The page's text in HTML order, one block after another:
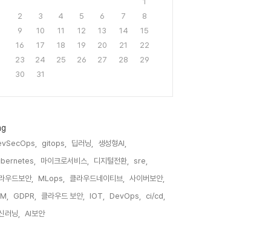
2
3 4 5 6 7
8
9
10 11 12 13 14
15
16
17 18 19 20 21
22
23
24 25 26 27 28
29
30
31
gitops, 딥러닝,
생성형AI,
마이크로서비스, 디지털전환,
sre,
우드보안,
MLops, 클라우드네이티브,
사이버보안,
GDPR, 클라우드 보안, IOT, DevOps,
ci/cd,
러닝,
AI보안,